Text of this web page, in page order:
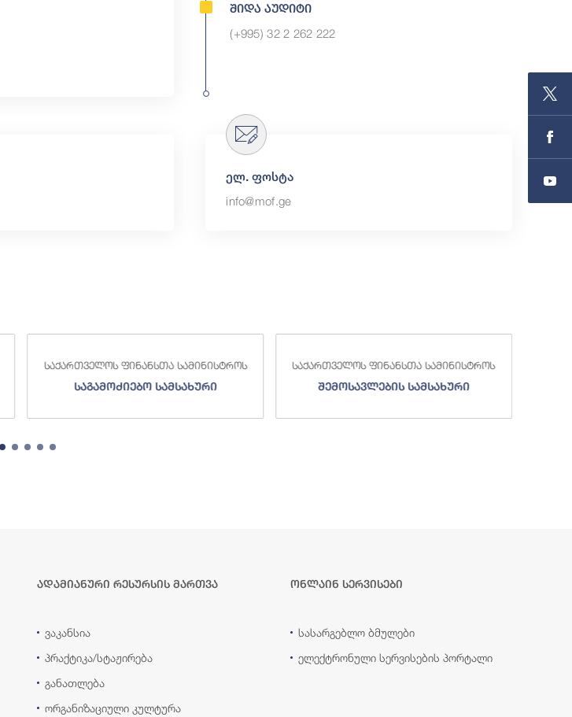
Შიდა Აუდიტი
(+995) 32 2 262 222
ელ. ფოსტა
info@mof.ge
საქართველოს ფინანსთა სამინისტროს
საგამოძიებო სამსახური
საქართველოს ფინანსთა სამინისტროს
შემოსავლების სამსახური
ადამიანური რესურსის მართვა
ვაკანსია
პრაქტიკა/სტაჟირება
განათლება
ორგანიზაციული კულტურა
ონლაინ სერვისები
სასარგებლო ბმულები
ელექტრონული სერვისების პორტალი